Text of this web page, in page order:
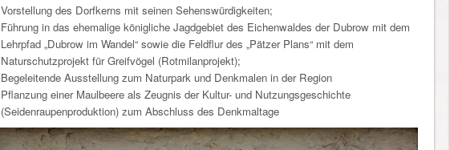
Vorstellung des Dorfkerns mit seinen Sehenswürdigkeiten;
Führung in das ehemalige königliche Jagdgebiet des Eichenwaldes der Dubrow mit dem
Lehrpfad „Dubrow im Wandel“ sowie die Feldflur des „Pätzer Plans“ mit dem
Naturschutzprojekt für Greifvögel (Rotmilanprojekt);
Begeleitende Ausstellung zum Naturpark und Denkmalen in der Region
Pflanzung einer Maulbeere als Zeugnis der Kultur- und Nutzungsgeschichte
(Seidenraupenproduktion) zum Abschluss des Denkmaltage